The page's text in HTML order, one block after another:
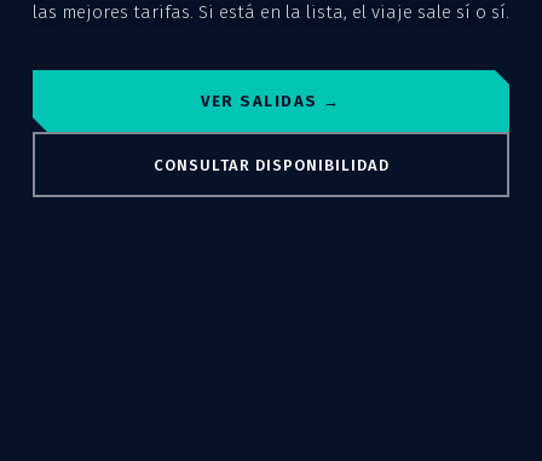
las mejores tarifas. Si está en la lista, el viaje sale sí o sí.
VER SALIDAS →
CONSULTAR DISPONIBILIDAD